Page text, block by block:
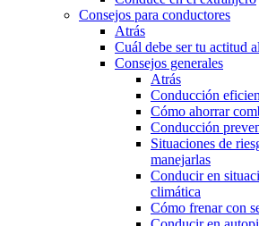
Consejos para conductores
Atrás
Cuál debe ser tu actitud
Consejos generales
Atrás
Conducción
Cómo ahorrar
Conducción
Situaciones de
manejarlas
Conducir en
climática
Cómo frenar con